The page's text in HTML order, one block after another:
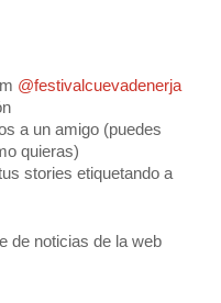
@festivalcuevadenerja
a un amigo (puedes
quieras)
stories etiquetando a
de noticias de la web